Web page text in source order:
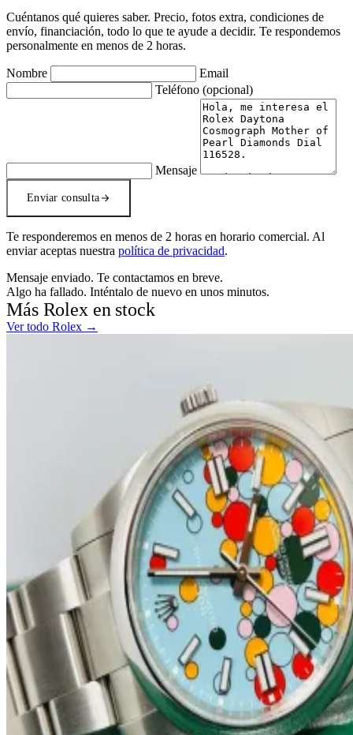
Cuéntanos qué quieres saber. Precio, fotos extra, condiciones de
envío, financiación, todo lo que te ayude a decidir. Te respondemos
personalmente en menos de 2 horas.
Nombre
Email
Teléfono (opcional)
Mensaje
Enviar consulta
Te responderemos en menos de 2 horas en horario comercial. Al
enviar aceptas nuestra política de privacidad.
Mensaje enviado. Te contactamos en breve.
Algo ha fallado. Inténtalo de nuevo en unos minutos.
Más Rolex en stock
Ver todo Rolex →